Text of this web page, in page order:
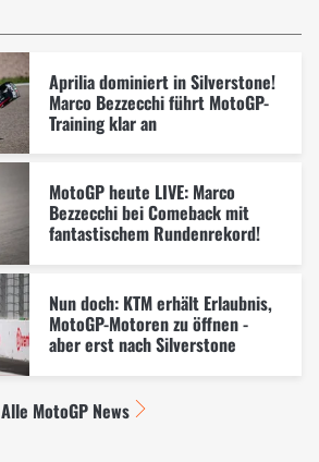
Aprilia dominiert in Silverstone!
Marco Bezzecchi führt MotoGP-
Training klar an
MotoGP heute LIVE: Marco
Bezzecchi bei Comeback mit
fantastischem Rundenrekord!
Nun doch: KTM erhält Erlaubnis,
MotoGP-Motoren zu öffnen -
aber erst nach Silverstone
Alle MotoGP News